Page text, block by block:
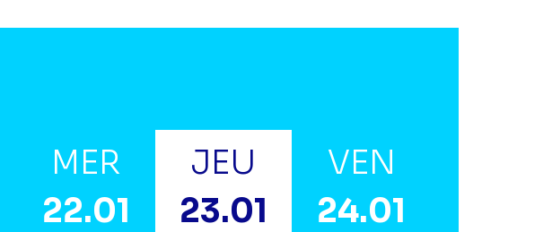
MER
22.01
JEU
23.01
VEN
24.01